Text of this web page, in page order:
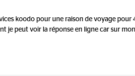
koodo pour une raison de voyage
je peut voir la réponse en ligne car sur